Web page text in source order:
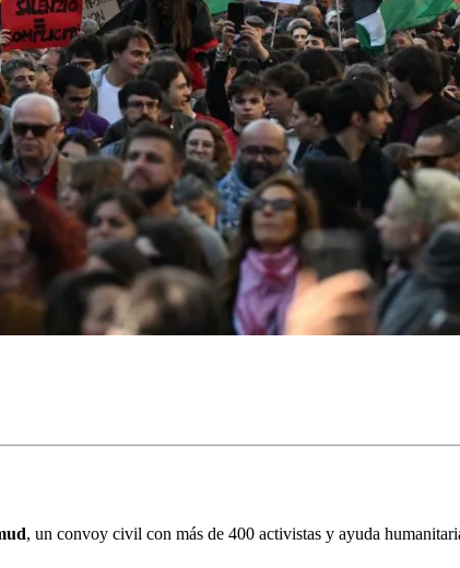
, un convoy civil con más de 400 activistas y ayuda